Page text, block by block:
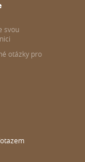
svou
otázky pro